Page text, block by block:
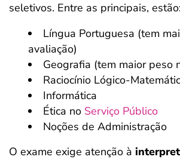
seletivos. Entre as principais, estão:
Língua Portuguesa (tem
avaliação)
Geografia (tem maior peso
Raciocínio Lógico-
Informática
Ética no Serviço Público
Noções de Administração
O exame exige atenção à